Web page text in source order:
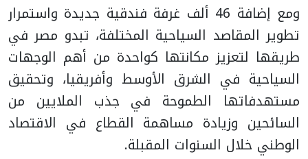
ومع إضافة 46 ألف غرفة فندقية جديدة واستمرار
تطوير المقاصد السياحية المختلفة، تبدو مصر في
طريقها لتعزيز مكانتها كواحدة من أهم الوجهات
السياحية في الشرق الأوسط وأفريقيا، وتحقيق
مستهدفاتها الطموحة في جذب الملايين من
السائحين وزيادة مساهمة القطاع في الاقتصاد
الوطني خلال السنوات المقبلة.